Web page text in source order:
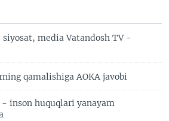
media Vatandosh TV -
qamalishiga AOKA javobi
inson huquqlari yanayam